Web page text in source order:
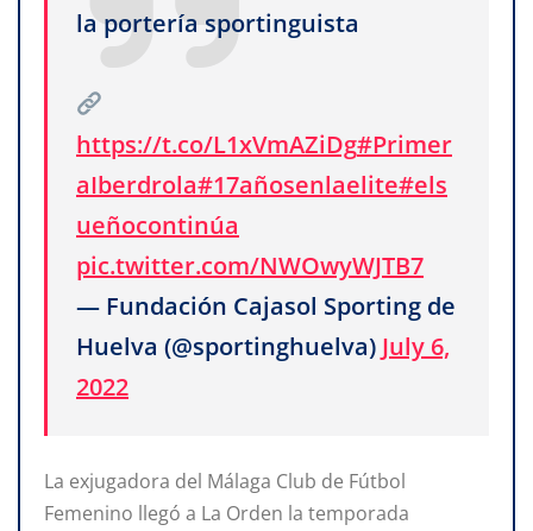
la portería sportinguista
https://t.co/L1xVmAZiDg#Primer
aIberdrola#17añosenlaelite#els
ueñocontinúa
pic.twitter.com/NWOwyWJTB7
— Fundación Cajasol Sporting de
Huelva (@sportinghuelva) July 6,
2022
La exjugadora del Málaga Club de Fútbol
Femenino llegó a La Orden la temporada